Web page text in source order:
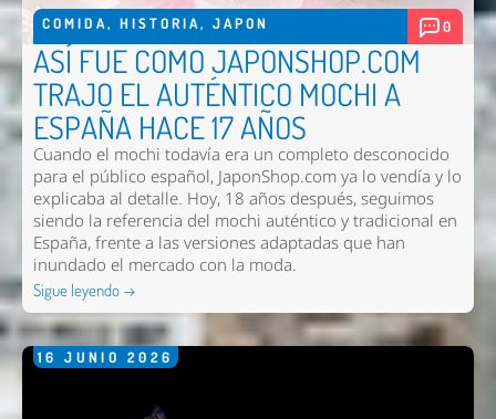
COMIDA, HISTORIA, JAPON 0
ASÍ FUE COMO JAPONSHOP.COM
TRAJO EL AUTÉNTICO MOCHI A
ESPAÑA HACE 17 AÑOS
Cuando el mochi todavía era un completo desconocido
para el público español, JaponShop.com ya lo vendía y lo
explicaba al detalle. Hoy, 18 años después, seguimos
siendo la referencia del mochi auténtico y tradicional en
España, frente a las versiones adaptadas que han
inundado el mercado con la moda.
Sigue leyendo →
16 JUNIO 2026
Comentario *